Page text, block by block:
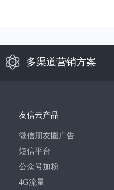
多渠道营销方案
友信云产品
微信朋友圈广告
短信平台
公众号加粉
4G流量